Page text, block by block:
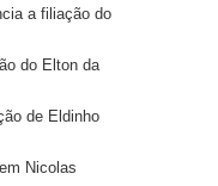
a filiação do
do Elton da
de Eldinho
Nicolas